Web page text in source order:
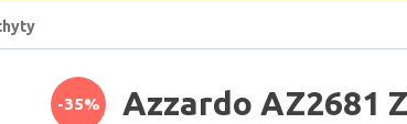
Azzardo AZ2681
-35%